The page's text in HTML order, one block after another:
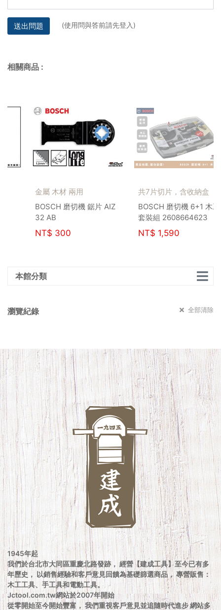
本館分類
瀏覽紀錄 全部清除
送出問題 (使用問與答前請先登入)
相關商品 :
金屬 木材 兩用
BOSCH 磨切機 鋸片 AIZ
32 AB
300
共7片切片，含收納盒
BOSCH 磨切機 6+1 木工
套裝組 2608664623
1,590
1945年起
我們於台北市大同區重慶北路發跡， 經營【建成工具】至今已有多
年歷史， 以銷售經驗和客戶意見回饋為基礎篩選商品， 專營販售：
木工工具、手工具和電動工具。
Jctool.com.tw網站於2007年開始
從零開始至今開始豐富， 我們重視客戶意見並追隨時代進步 網站多